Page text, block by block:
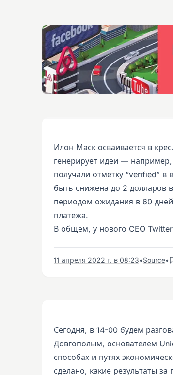
Илон Маск осваивается в
генерирует идеи —
получали отметку “verified”
быть снижена до 2 долларов
периодом ожидания в 60
платежа.
В общем, у нового CEO
11 апреля 2022 г. в 08:23•Source•
Сегодня, в 14-00 будем
Довгополым, основателем
способах и путях
сделано, какие результаты